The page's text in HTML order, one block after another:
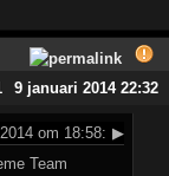
9 januari 2014 22:32
om 18:58: ▶
Team